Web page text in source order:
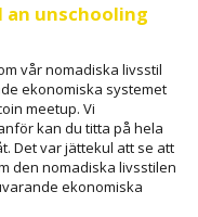
an unschooling
vår nomadiska livsstil
ekonomiska systemet
meetup. Vi
kan du titta på hela
Det var jättekul att se att
den nomadiska livsstilen
ekonomiska